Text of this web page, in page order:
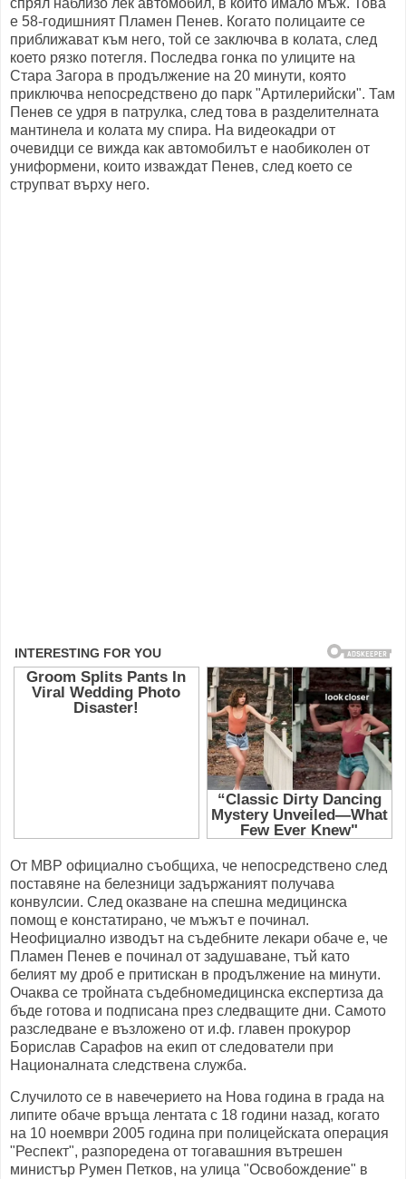
е 58-годишният Пламен Пенев. Когато полицаите се
приближават към него, той се заключва в колата, след
което рязко потегля. Последва гонка по улиците на
Стара Загора в продължение на 20 минути, която
приключва непосредствено до парк "Артилерийски". Там
Пенев се удря в патрулка, след това в разделителната
мантинела и колата му спира. На видеокадри от
очевидци се вижда как автомобилът е наобиколен от
униформени, които изваждат Пенев, след което се
струпват върху него.
От МВР официално съобщиха, че непосредствено след
поставяне на белезници задържаният получава
конвулсии. След оказване на спешна медицинска
помощ е констатирано, че мъжът е починал.
Неофициално изводът на съдебните лекари обаче е, че
Пламен Пенев е починал от задушаване, тъй като
белият му дроб е притискан в продължение на минути.
Очаква се тройната съдебномедицинска експертиза да
бъде готова и подписана през следващите дни. Самото
разследване е възложено от и.ф. главен прокурор
Борислав Сарафов на екип от следователи при
Националната следствена служба.
Случилото се в навечерието на Нова година в града на
липите обаче връща лентата с 18 години назад, когато
на 10 ноември 2005 година при полицейската операция
"Респект", разпоредена от тогавашния вътрешен
министър Румен Петков, на улица "Освобождение" в